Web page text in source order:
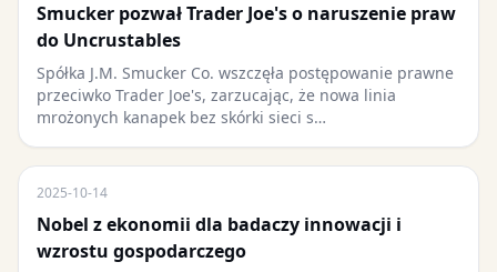
Smucker pozwał Trader Joe's o naruszenie praw
do Uncrustables
Spółka J.M. Smucker Co. wszczęła postępowanie prawne
przeciwko Trader Joe's, zarzucając, że nowa linia
mrożonych kanapek bez skórki sieci s…
2025-10-14
Nobel z ekonomii dla badaczy innowacji i
wzrostu gospodarczego